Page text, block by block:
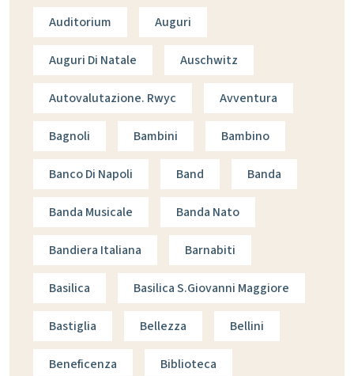
Auditorium Auguri
Auguri Di Natale Auschwitz
Autovalutazione. Rwyc Avventura
Bagnoli Bambini Bambino
Banco Di Napoli Band Banda
Banda Musicale Banda Nato
Bandiera Italiana Barnabiti
Basilica Basilica S.giovanni Maggiore
Bastiglia Bellezza Bellini
Beneficenza Biblioteca